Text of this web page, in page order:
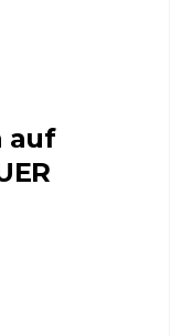
auf